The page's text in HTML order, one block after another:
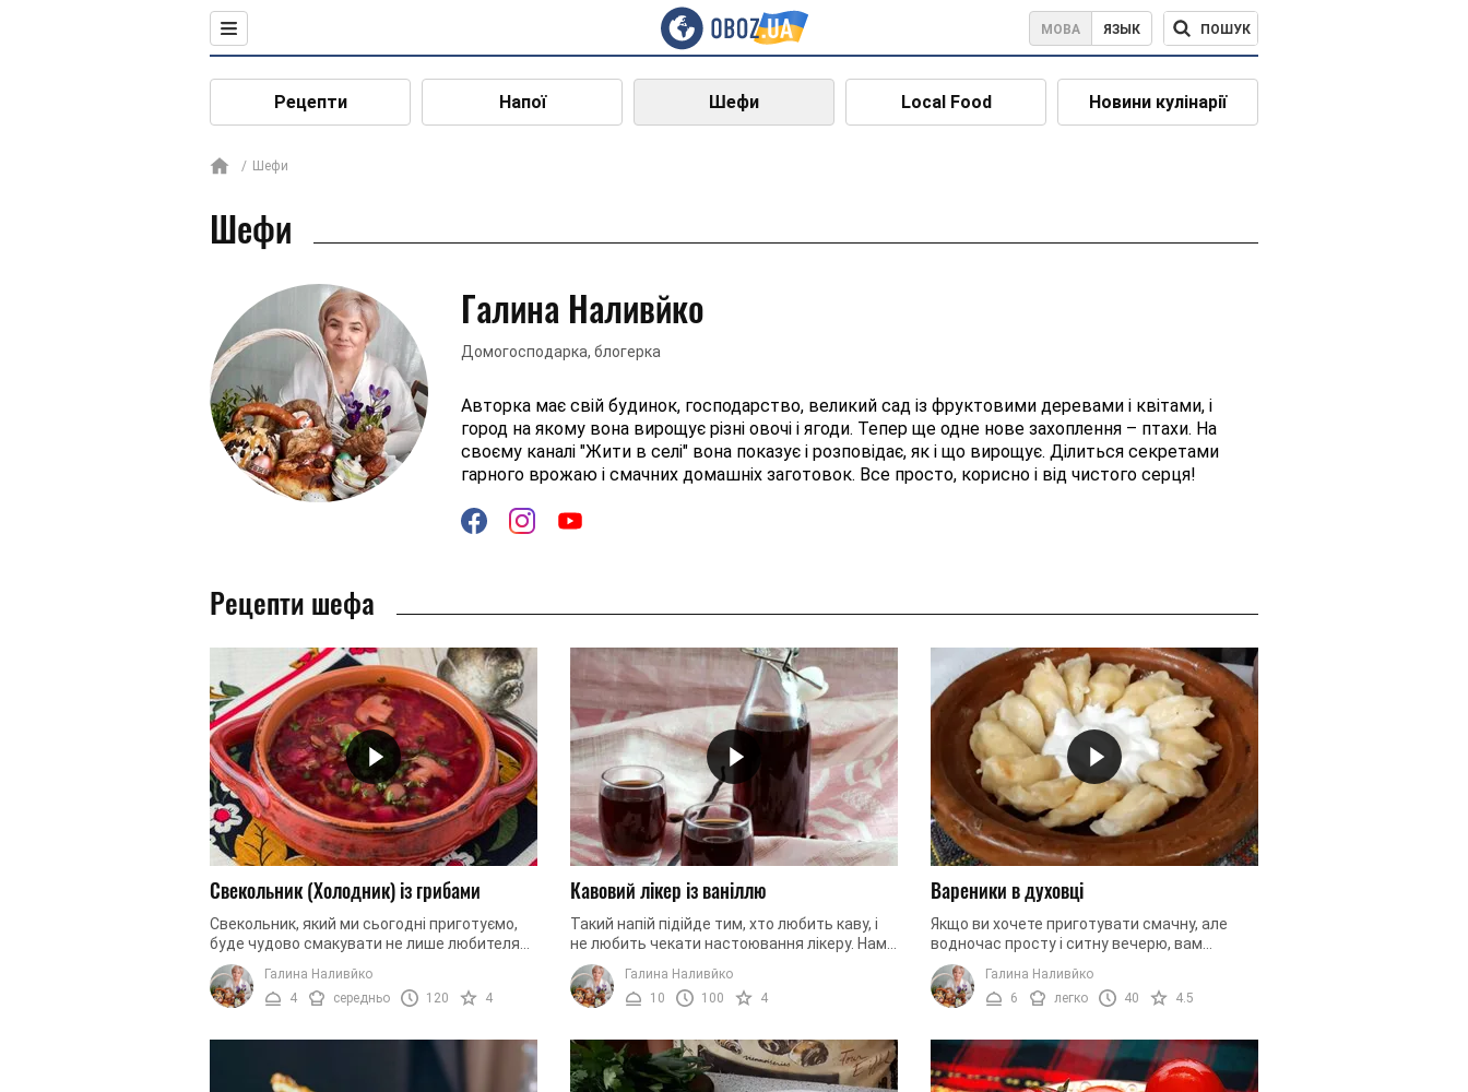
МОВА ЯЗЫК ПОШУК
Рецепти Напої Шефи Local Food Новини кулінарії
Шефи
Шефи
Галина Наливйко
Домогосподарка, блогерка
Авторка має свій будинок, господарство, великий сад із фруктовими деревами і квітами, і
город на якому вона вирощує різні овочі і ягоди. Тепер ще одне нове захоплення – птахи. На
своєму каналі "Жити в селі" вона показує і розповідає, як і що вирощує. Ділиться секретами
гарного врожаю і смачних домашніх заготовок. Все просто, корисно і від чистого серця!
Рецепти шефа
Свекольник (Холодник) із грибами
Свекольник, який ми сьогодні приготуємо,
буде чудово смакувати не лише любителям
грибів. Від такої свіжої та поживної страви
не відмовиться ніхто. ...
Галина Наливйко
4
середньо 120 4
Кавовий лікер із ваніллю
Такий напій підійде тим, хто любить каву, і
не любить чекати настоювання лікеру. Нам
достатньо буде зварити кавовий сироп,
після чого змішати всі ...
Галина Наливйко
10
100 4
Вареники в духовці
Якщо ви хочете приготувати смачну, але
водночас просту і ситну вечерю, вам
напевно сподобається цей рецепт. Ми
пропонуємо вам приготувати вареники в ...
Галина Наливйко
6
легко 40 4.5